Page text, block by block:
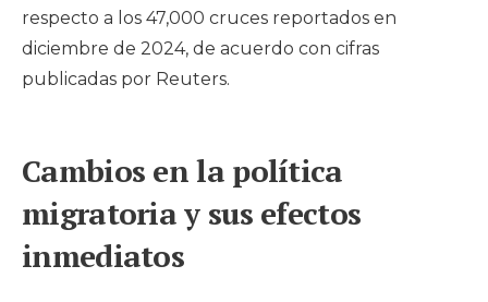
respecto a los 47,000 cruces reportados en
diciembre de 2024, de acuerdo con cifras
publicadas por Reuters.
Cambios en la política
migratoria y sus efectos
inmediatos